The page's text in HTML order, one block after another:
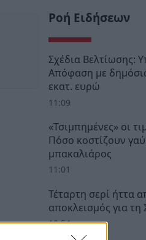
Ροή Ειδήσεων
Σχέδια Βελτίωσης:
Απόφαση με
εκατ. ευρώ
11:09
«Τσιμπημένες» οι
Πόσο κοστίζουν
μπακαλιάρος
11:01
Τέταρτη σερί ήττα
αποκλεισμός για τη
10:54